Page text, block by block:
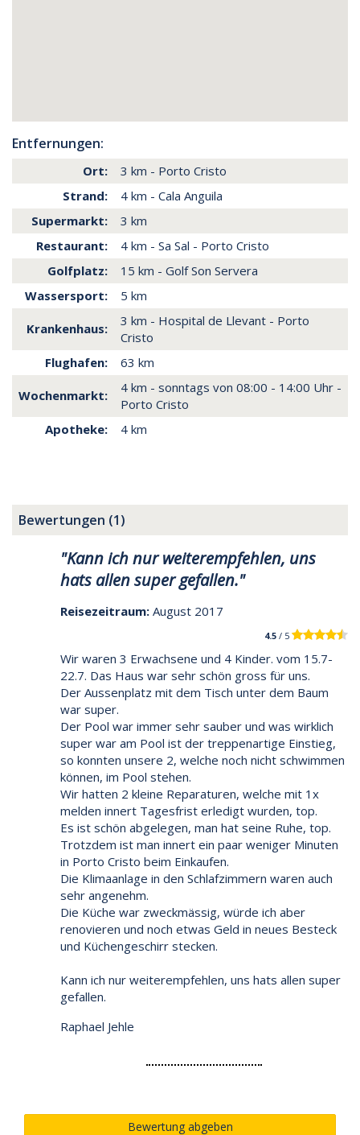
Entfernungen:
Ort:
3 km - Porto Cristo
Strand:
4 km - Cala Anguila
Supermarkt:
3 km
Restaurant:
4 km - Sa Sal - Porto Cristo
Golfplatz:
15 km - Golf Son Servera
Wassersport:
5 km
Krankenhaus:
3 km - Hospital de Llevant - Porto
Cristo
Flughafen:
63 km
Wochenmarkt:
4 km - sonntags von 08:00 - 14:00 Uhr -
Porto Cristo
Apotheke:
4 km
Bewertungen (1)
"Kann ich nur weiterempfehlen, uns
hats allen super gefallen."
Reisezeitraum: August 2017
4.5 / 5
Wir waren 3 Erwachsene und 4 Kinder. vom 15.7-
22.7. Das Haus war sehr schön gross für uns.
Der Aussenplatz mit dem Tisch unter dem Baum
war super.
Der Pool war immer sehr sauber und was wirklich
super war am Pool ist der treppenartige Einstieg,
so konnten unsere 2, welche noch nicht schwimmen
können, im Pool stehen.
Wir hatten 2 kleine Reparaturen, welche mit 1x
melden innert Tagesfrist erledigt wurden, top.
Es ist schön abgelegen, man hat seine Ruhe, top.
Trotzdem ist man innert ein paar weniger Minuten
in Porto Cristo beim Einkaufen.
Die Klimaanlage in den Schlafzimmern waren auch
sehr angenehm.
Die Küche war zweckmässig, würde ich aber
renovieren und noch etwas Geld in neues Besteck
und Küchengeschirr stecken.
Kann ich nur weiterempfehlen, uns hats allen super
gefallen.
Raphael Jehle
Bewertung abgeben